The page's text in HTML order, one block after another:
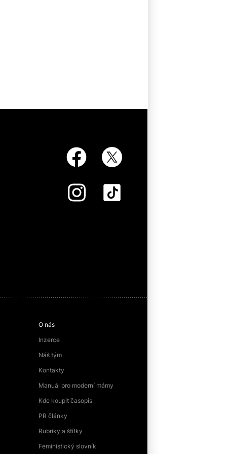
O nás
Inzerce
Náš tým
Kontakty
Manuál pro moderní mámy
Kde koupit časopis
PR články
Rubriky a štítky
Feministický slovník